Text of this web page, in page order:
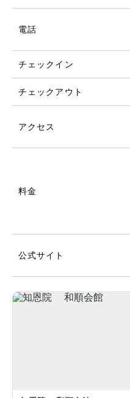
電話
チェックイン
チェックアウト
アクセス
料金
公式サイト